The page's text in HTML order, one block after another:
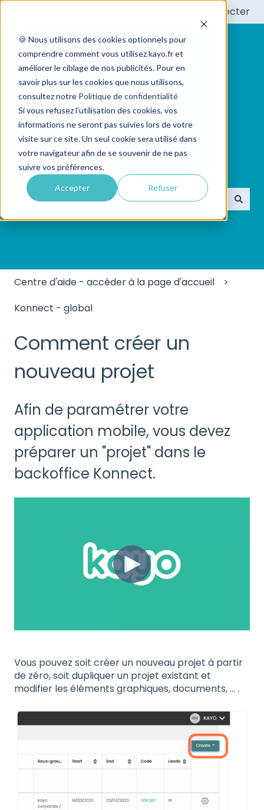
🍪 Nous utilisons des cookies optionnels pour
comprendre comment vous utilisez kayo.fr et
améliorer le ciblage de nos publicités. Pour en
savoir plus sur les cookies que nous utilisons,
consultez notre Politique de confidentialité
Si vous refusez l'utilisation des cookies, vos
informations ne seront pas suivies lors de votre
visite sur ce site. Un seul cookie sera utilisé dans
votre navigateur afin de se souvenir de ne pas
suivre vos préférences.
Accepter Refuser
Afficher le sous-menu pour les traductions
Se connecter
👋 Bonjour ! Quelle est votre
question?
Il n'y a aucune suggestion car le champ de
Centre d'aide - accéder à la page d'accueil
Konnect - global
Comment créer un
nouveau projet
Afin de paramétrer votre
application mobile, vous devez
préparer un "projet" dans le
backoffice Konnect.
Vous pouvez soit créer un nouveau projet à partir
de zéro, soit dupliquer un projet existant et
modifier les éléments graphiques, documents, ... .